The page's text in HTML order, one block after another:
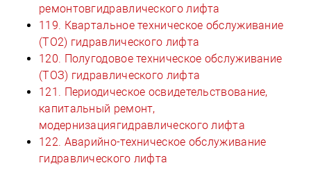
ремонтовгидравлического лифта
119. Квартальное техническое обслуживание
(ТО2) гидравлического лифта
120. Полугодовое техническое обслуживание
(ТОЗ) гидравлического лифта
121. Периодическое освидетельствование,
капитальный ремонт,
модернизациягидравлического лифта
122. Аварийно-техническое обслуживание
гидравлического лифта